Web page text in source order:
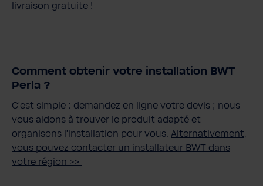
livraison gratuite !
Comment obtenir votre installation BWT
Perla ?
C'est simple : demandez en ligne votre devis ; nous
vous aidons à trouver le produit adapté et
organisons l'installation pour vous. Alternativement,
vous pouvez contacter un installateur BWT dans
votre région >>